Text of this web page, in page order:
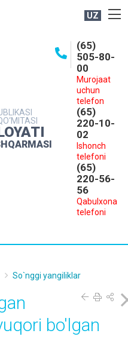
UZ
(65)
505-80-
00
Murojaat
uchun
telefon
(65)
220-10-
02
Ishonch
telefoni
(65)
220-56-
56
Qabulxona
telefoni
So`nggi yangiliklar
bo'lgan